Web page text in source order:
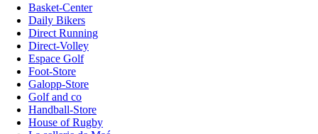
Basket-Center
Daily Bikers
Direct Running
Direct-Volley
Espace Golf
Foot-Store
Galopp-Store
Golf and co
Handball-Store
House of Rugby